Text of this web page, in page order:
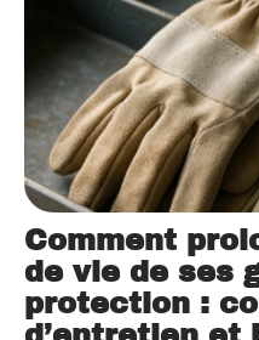
Comment
de vie de ses
protection :